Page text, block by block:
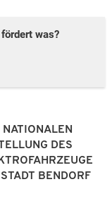
was?
DES
BENDORF